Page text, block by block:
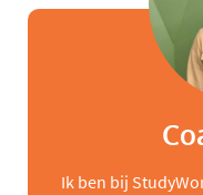
Ik ben bij